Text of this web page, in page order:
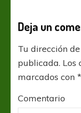
Deja un
Tu dirección
publicada. Los
marcados con*
Comentario